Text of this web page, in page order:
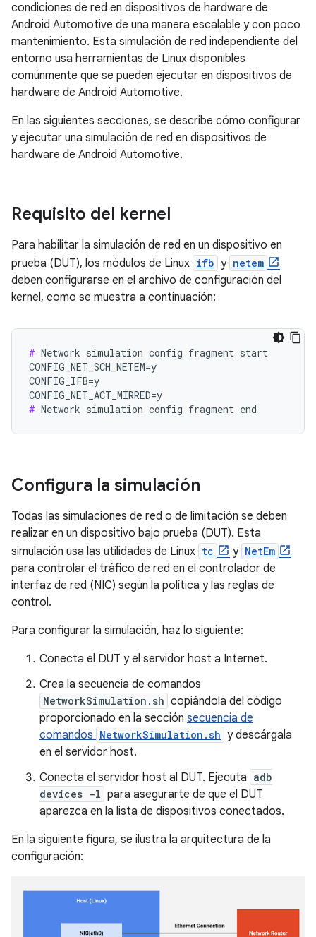
condiciones de red en dispositivos de hardware de
Android Automotive de una manera escalable y con poco
mantenimiento. Esta simulación de red independiente del
entorno usa herramientas de Linux disponibles
comúnmente que se pueden ejecutar en dispositivos de
hardware de Android Automotive.
En las siguientes secciones, se describe cómo configurar
y ejecutar una simulación de red en dispositivos de
hardware de Android Automotive.
Requisito del kernel
Para habilitar la simulación de red en un dispositivo en
prueba (DUT), los módulos de Linux ifb y netem
deben configurarse en el archivo de configuración del
kernel, como se muestra a continuación:
# Network simulation config fragment start
CONFIG_NET_SCH_NETEM=y
CONFIG_IFB=y
#
Configura la simulación
Todas las simulaciones de red o de limitación se deben
realizar en un dispositivo bajo prueba (DUT). Esta
simulación usa las utilidades de Linux tc y NetEm
para controlar el tráfico de red en el controlador de
interfaz de red (NIC) según la política y las reglas de
control.
Para configurar la simulación, haz lo siguiente:
Conecta el DUT y el servidor host a Internet.
Crea la secuencia de comandos
NetworkSimulation.sh copiándola del código
proporcionado en la sección secuencia de
comandos NetworkSimulation.sh y descárgala
en el servidor host.
Conecta el servidor host al DUT. Ejecuta adb
devices -l para asegurarte de que el DUT
aparezca en la lista de dispositivos conectados.
En la siguiente figura, se ilustra la arquitectura de la
configuración: